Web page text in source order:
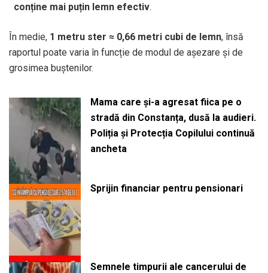
conține mai puțin lemn efectiv.
În medie, 1 metru ster ≈ 0,66 metri cubi de lemn, însă
raportul poate varia în funcție de modul de așezare și de
grosimea buștenilor.
Mama care și-a agresat fiica pe o
stradă din Constanța, dusă la audieri.
Poliția și Protecția Copilului continuă
ancheta
Sprijin financiar pentru pensionari
Semnele timpurii ale cancerului de